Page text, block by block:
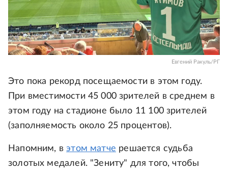
Евгений Ракуль/РГ
Это пока рекорд посещаемости в этом году.
При вместимости 45 000 зрителей в среднем в
этом году на стадионе было 11 100 зрителей
(заполняемость около 25 процентов).
Напомним, вэтом матче решается судьба
золотых медалей. "Зениту" для того, чтобы